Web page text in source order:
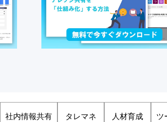
社内情報共有 タレマネ 人材育成 ツ